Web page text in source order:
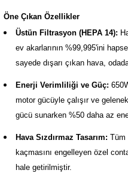
Öne Çıkan Özellikler
Üstün Filtrasyon (HEPA 14):
ev akarlarının %99,995'ini
sayede dışarı çıkan hava,
Enerji Verimliliği ve Güç:
motor gücüyle çalışır ve
gücü sunarken %50 daha az
Hava Sızdırmaz Tasarım: Tüm
kaçmasını engelleyen özel
hale getirilmiştir.